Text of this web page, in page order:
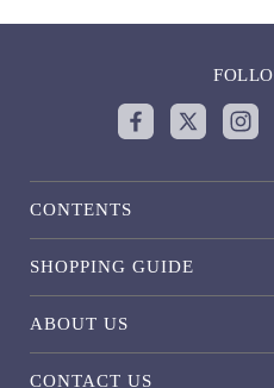
CONTENTS
SHOPPING GUIDE
ABOUT US
CONTACT US